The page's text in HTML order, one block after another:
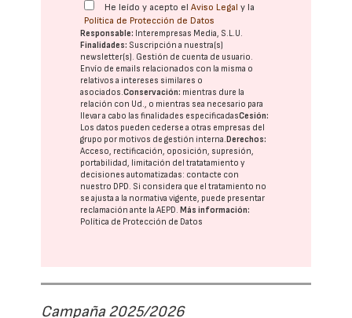
He leído y acepto elAviso Legal y la
Política de Protección de Datos
Responsable: Interempresas Media, S.L.U.
Finalidades: Suscripción a nuestra(s)
newsletter(s). Gestión de cuenta de usuario.
Envío de emails relacionados con la misma o
relativos a intereses similares o
asociados.Conservación: mientras dure la
relación con Ud., o mientras sea necesario para
llevar a cabo las finalidades especificadasCesión:
Los datos pueden cederse a otras empresas del
grupo por motivos de gestión interna.Derechos:
Acceso, rectificación, oposición, supresión,
portabilidad, limitación del tratatamiento y
decisiones automatizadas: contacte con
nuestro DPD. Si considera que el tratamiento no
se ajusta a la normativa vigente, puede presentar
reclamación ante laAEPD.Más información:
Política de Protección de Datos
Campaña 2025/2026